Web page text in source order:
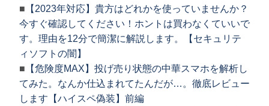
■ 【2023年対応】貴方はどれかを使っていませんか？
今すぐ確認してください！ホントは買わなくていいで
す。理由を12分で簡潔に解説します。【セキュリテ
ィソフトの闇】
■ 【危険度MAX】投げ売り状態の中華スマホを解析し
てみた。なんか仕込まれてたんだが…。徹底レビュー
します【ハイスペ偽装】前編